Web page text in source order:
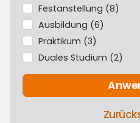
Festanstellung (8)
Ausbildung (6)
Praktikum (3)
Duales Studium (2)